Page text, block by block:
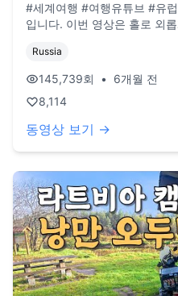
#세계여행 #여행유튜브 #유럽여행 여러분 안녕하
입니다. 이번 영상은 홀로 외롭게 있는 러시아를 가본 영상입
보내시길 바랍니다. 오늘도 사랑합니다. 비
biz@companyboat.com 개인
dlstjr8585@naver.com 인스타그
GoPro12 black, Iphone 13 드
Russia
145,739회 •
6개월 전
8,114
동영상 보기 →